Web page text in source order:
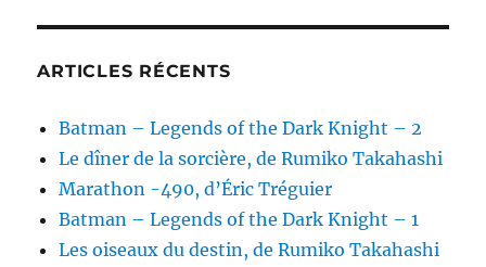
ARTICLES RÉCENTS
Batman – Legends of the Dark Knight – 2
Le dîner de la sorcière, de Rumiko Takahashi
Marathon -490, d’Éric Tréguier
Batman – Legends of the Dark Knight – 1
Les oiseaux du destin, de Rumiko Takahashi